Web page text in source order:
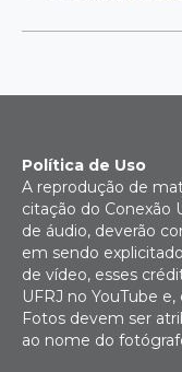
Política de Uso
A reprodução de
citação do Conexão
de áudio, deverão
em sendo
de vídeo, esses
UFRJ no YouTube
Fotos devem ser
ao nome do